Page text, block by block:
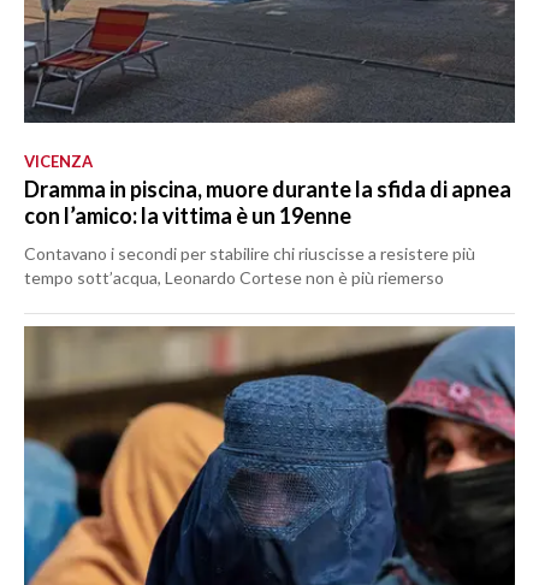
VICENZA
Dramma in piscina, muore durante la sfida di apnea
con l’amico: la vittima è un 19enne
Contavano i secondi per stabilire chi riuscisse a resistere più
tempo sott’acqua, Leonardo Cortese non è più riemerso